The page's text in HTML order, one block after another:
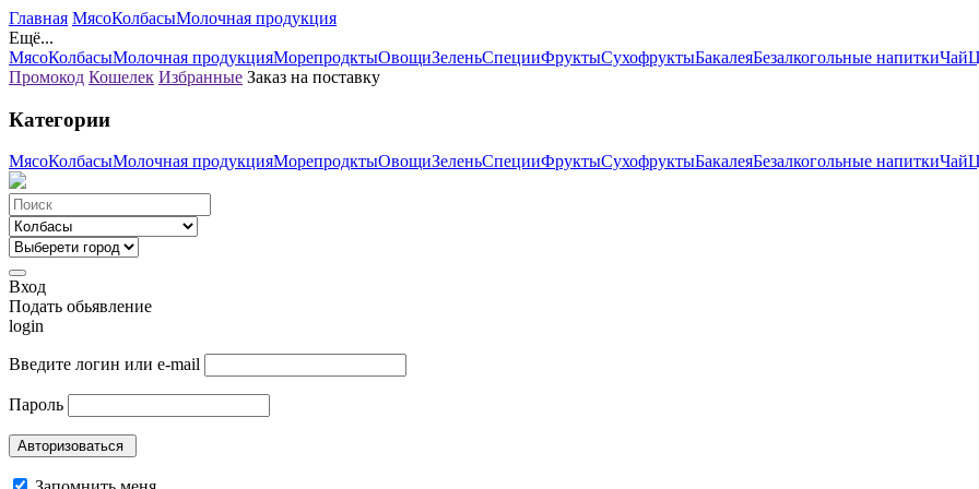
Главная МясоКолбасыМолочная продукция
Ещё...
МясоКолбасыМолочная продукцияМорепродктыОвощиЗеленьСпецииФруктыСухофруктыБакалеяБезалкогольные напиткиЧай
Промокод Кошелек Избранные Заказ на поставку
Категории
МясоКолбасыМолочная продукцияМорепродктыОвощиЗеленьСпецииФруктыСухофруктыБакалеяБезалкогольные напиткиЧай
Вход
Подать обьявление
login
Введите логин или e-mail
Пароль